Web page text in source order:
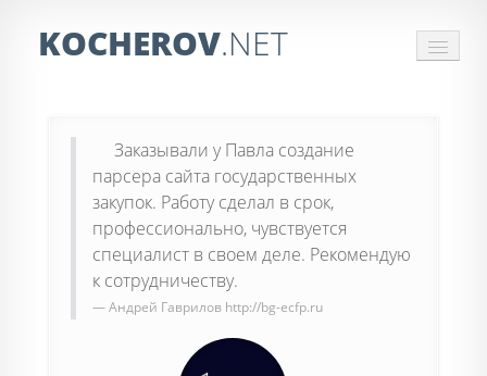
KOCHEROV.NET
ЗАКАЗАТЬ ПАРСЕР
ОБРАБОТКА ПРАЙСОВ
ОТЗЫВЫ
КОНТАКТЫ
Заказывали у Павла создание
парсера сайта государственных
закупок. Работу сделал в срок,
профессионально, чувствуется
специалист в своем деле. Рекомендую
к сотрудничеству.
Андрей Гаврилов http://bg-ecfp.ru